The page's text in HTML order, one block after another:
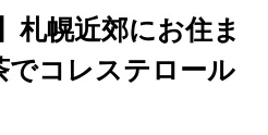
札幌近郊にお住ま
でコレステロール